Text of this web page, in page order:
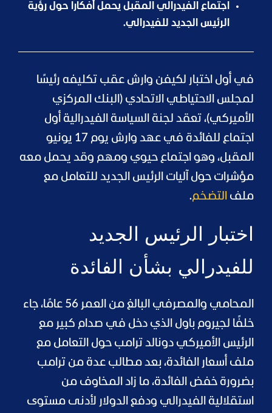
اجتماع الفيدرالي المقبل يحمل أفكارا حول رؤية
الرئيس الجديد للفيدرالي.
في أول اختبار لكيفن وارش عقب تكليفه رئيسًا
لمجلس الاحتياطي الاتحادي (البنك المركزي
الأميركي)، تعقد لجنة السياسة الفيدرالية أول
اجتماع للفائدة في عهد وارش يوم 17 يونيو
المقبل، وهو اجتماع حيوي ومهم وقد يحمل معه
مؤشرات حول آليات الرئيس الجديد للتعامل مع
ملف التضخم.
اختبار الرئيس الجديد
للفيدرالي بشأن الفائدة
المحامي والمصرفي البالغ من العمر 56 عامًا، جاء
خلفًا لجيروم باول الذي دخل في صدام كبير مع
الرئيس الأميركي دونالد ترامب حول التعامل مع
ملف أسعار الفائدة، بعد مطالب عدة من ترامب
بضرورة خفض الفائدة، ما زاد المخاوف من
استقلالية الفيدرالي ودفع الدولار لأدنى مستوى